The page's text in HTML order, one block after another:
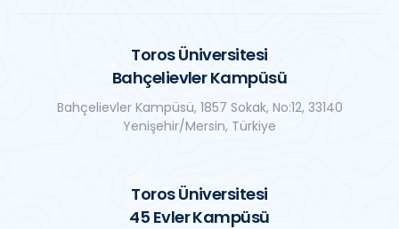
Toros Üniversitesi
Bahçelievler Kampüsü
Bahçelievler Kampüsü, 1857 Sokak, No:12, 33140
Yenişehir/Mersin, Türkiye
Toros Üniversitesi
45 Evler Kampüsü